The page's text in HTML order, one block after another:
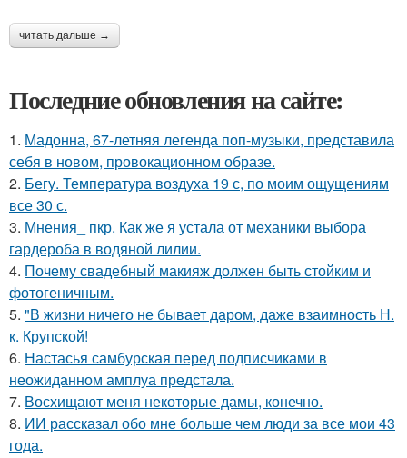
читать дальше →
Последние обновления на сайте:
1. Мадонна, 67-летняя легенда поп-музыки, представила
себя в новом, провокационном образе.
2. Бегу. Температура воздуха 19 с, по моим ощущениям
все 30 с.
3. Мнения_ пкр. Как же я устала от механики выбора
гардероба в водяной лилии.
4. Почему свадебный макияж должен быть стойким и
фотогеничным.
5. "В жизни ничего не бывает даром, даже взаимность Н.
к. Крупской!
6. Настасья самбурская перед подписчиками в
неожиданном амплуа предстала.
7. Восхищают меня некоторые дамы, конечно.
8. ИИ рассказал обо мне больше чем люди за все мои 43
года.